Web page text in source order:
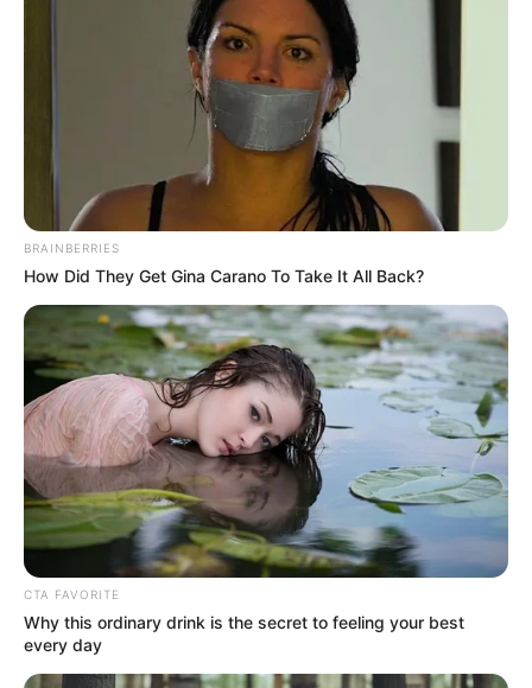
BRAINBERRIES
How Did They Get Gina Carano To Take It All Back?
CTA FAVORITE
Why this ordinary drink is the secret to feeling your best
every day